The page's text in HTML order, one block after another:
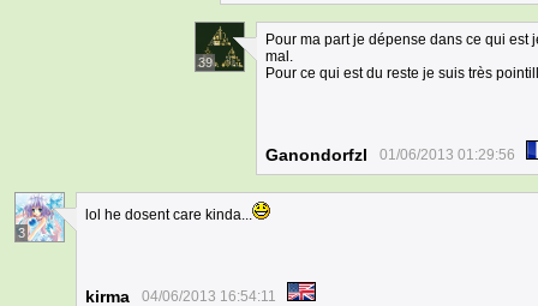
39
Pour ma part je dépense dans ce qui
mal.
Pour ce qui est du reste je suis très
Ganondorfzl 01/06/2013 01:29:56
3
lol he dosent care kinda...
kirma 04/06/2013 16:54:11